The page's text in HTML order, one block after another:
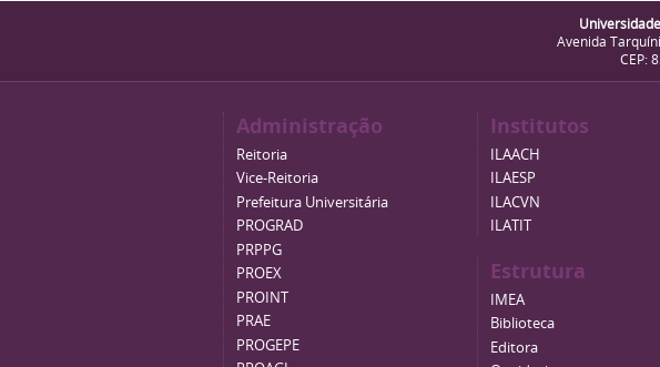
Avenida
CEP:
Administração
Reitoria
Vice-Reitoria
Prefeitura Universitária
PROGRAD
PRPPG
PROEX
PROINT
PRAE
PROGEPE
Institutos
ILAACH
ILAESP
ILACVN
ILATIT
Estrutura
IMEA
Biblioteca
Editora